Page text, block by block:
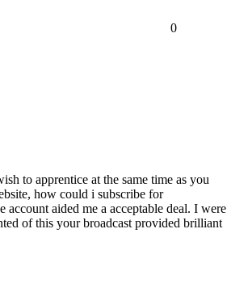
0
to apprentice at the same time as you
how could i subscribe for
account aided me a acceptable deal. I were
of this your broadcast provided brilliant